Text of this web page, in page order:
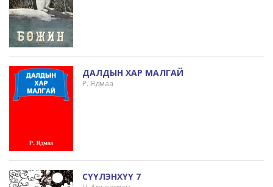
ДАЛДЫН ХАР МАЛГАЙ
Р. Ядмаа
СҮҮЛЭНХҮҮ 7